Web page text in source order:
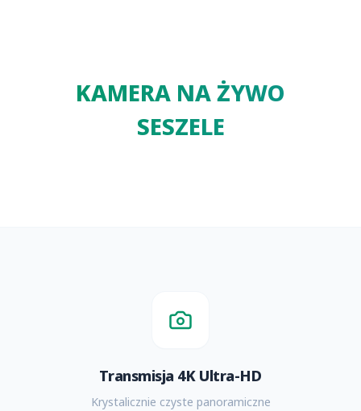
KAMERA NA ŻYWO
SESZELE
Transmisja 4K Ultra-HD
Krystalicznie czyste panoramiczne